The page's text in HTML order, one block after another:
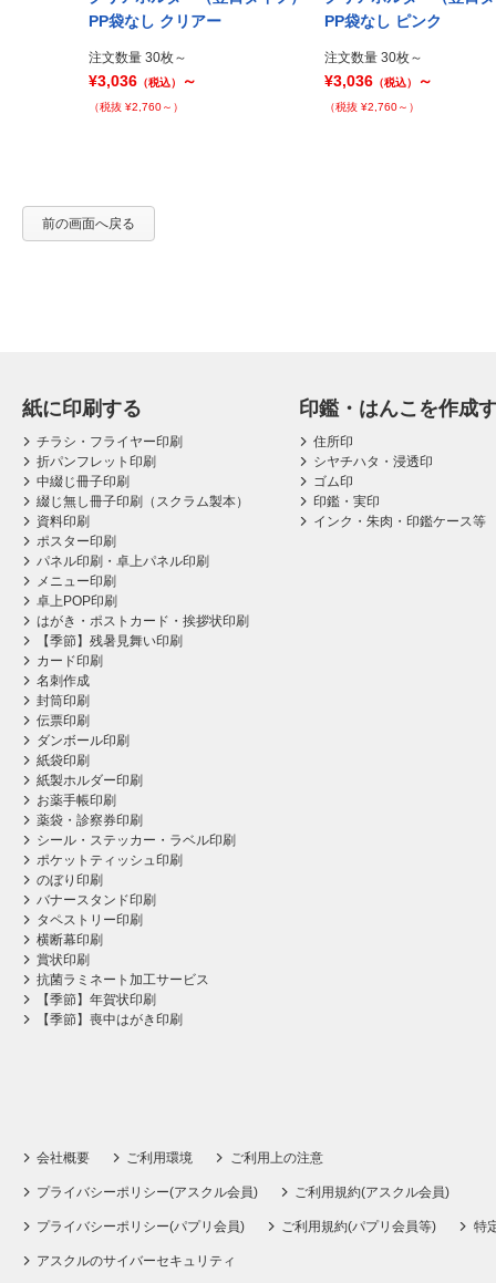
PP袋なし クリアー
注文数量 30枚～
¥3,036 （税込） ～
（税抜 ¥2,760～）
PP袋なし ピンク
注文数量 30枚～
¥3,036 （税込） ～
（税抜 ¥2,760～）
前の画面へ戻る
紙に印刷する
チラシ・フライヤー印刷
折パンフレット印刷
中綴じ冊子印刷
綴じ無し冊子印刷（スクラム製本）
資料印刷
ポスター印刷
パネル印刷・卓上パネル印刷
メニュー印刷
卓上POP印刷
はがき・ポストカード・挨拶状印刷
【季節】残暑見舞い印刷
カード印刷
名刺作成
封筒印刷
伝票印刷
ダンボール印刷
紙袋印刷
紙製ホルダー印刷
お薬手帳印刷
薬袋・診察券印刷
シール・ステッカー・ラベル印刷
ポケットティッシュ印刷
のぼり印刷
バナースタンド印刷
タペストリー印刷
横断幕印刷
賞状印刷
抗菌ラミネート加工サービス
【季節】年賀状印刷
【季節】喪中はがき印刷
印鑑・はんこを作成
住所印
シヤチハタ・浸透印
ゴム印
印鑑・実印
インク・朱肉・印鑑ケース等
会社概要 ご利用環境 ご利用上の注意
プライバシーポリシー(アスクル会員) ご利用規約(アスクル会員)
プライバシーポリシー(パプリ会員) ご利用規約(パプリ会員等) 特
アスクルのサイバーセキュリティ